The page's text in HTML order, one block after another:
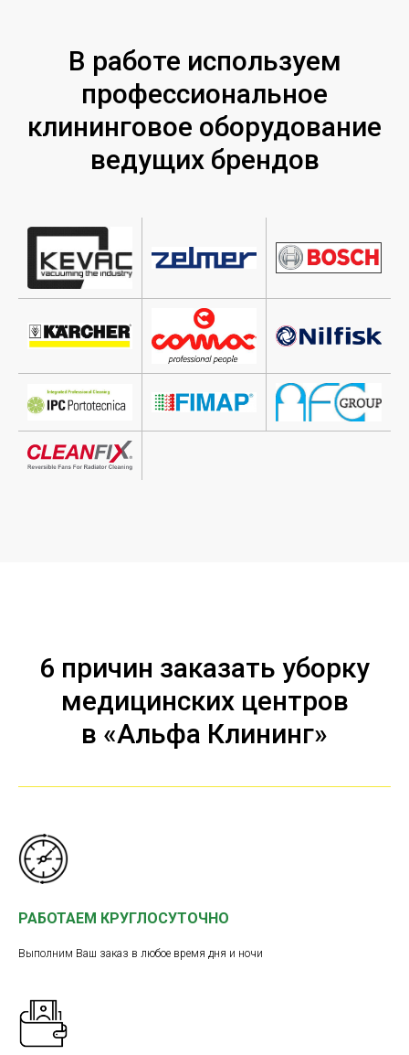
В работе используем
профессиональное
клининговое оборудование
ведущих брендов
6 причин заказать уборку
медицинских центров
в «Альфа Клининг»
РАБОТАЕМ КРУГЛОСУТОЧНО
Выполним Ваш заказ в любое время дня и ночи